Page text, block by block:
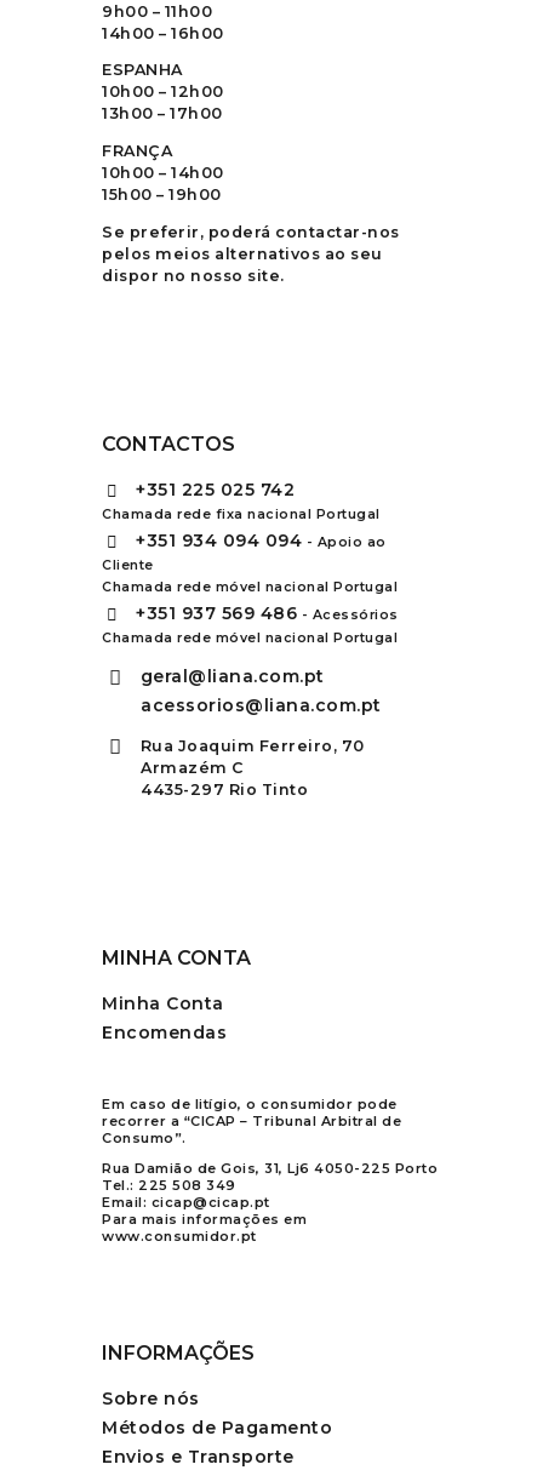
9h00 – 11h00
14h00 – 16h00
ESPANHA
10h00 – 12h00
13h00 – 17h00
FRANÇA
10h00 – 14h00
15h00 – 19h00
Se preferir, poderá contactar-nos
pelos meios alternativos ao seu
dispor no nosso site.
CONTACTOS
+351 225 025 742
Chamada rede fixa nacional Portugal
+351 934 094 094 - Apoio ao
Cliente
Chamada rede móvel nacional Portugal
+351 937 569 486 - Acessórios
Chamada rede móvel nacional Portugal
geral@liana.com.pt
acessorios@liana.com.pt
Rua Joaquim Ferreiro, 70
Armazém C
4435-297 Rio Tinto
MINHA CONTA
Minha Conta
Encomendas
Em caso de litígio, o consumidor pode
recorrer a “CICAP – Tribunal Arbitral de
Consumo”.
Rua Damião de Gois, 31, Lj6 4050-225 Porto
Tel.: 225 508 349
Email: cicap@cicap.pt
Para mais informações em
www.consumidor.pt
INFORMAÇÕES
Sobre nós
Métodos de Pagamento
Envios e Transporte